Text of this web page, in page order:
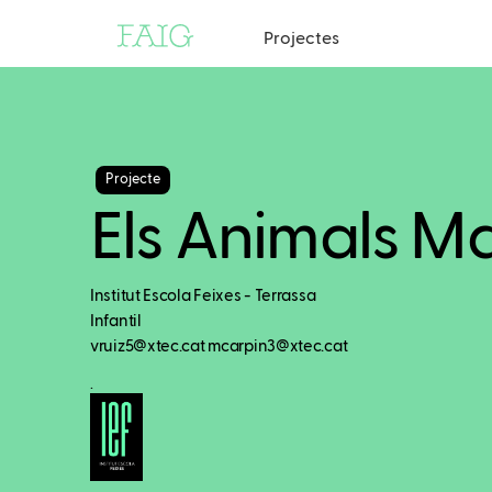
Projectes
Projecte
Els Animals
Institut Escola Feixes - Terrassa
Infantil
vruiz5@xtec.cat mcarpin3@xtec.cat